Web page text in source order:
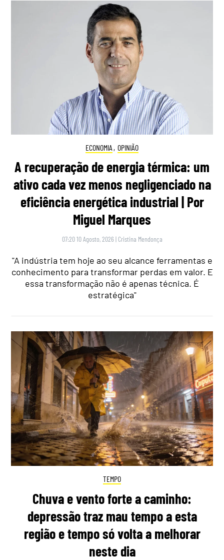
ECONOMIA , OPINIÃO
A recuperação de energia térmica: um
ativo cada vez menos negligenciado na
eficiência energética industrial | Por
Miguel Marques
07:20 10 Agosto, 2026 | Cristina Mendonça
"A indústria tem hoje ao seu alcance ferramentas e
conhecimento para transformar perdas em valor. E
essa transformação não é apenas técnica. É
estratégica"
TEMPO
Chuva e vento forte a caminho:
depressão traz mau tempo a esta
região e tempo só volta a melhorar
neste dia